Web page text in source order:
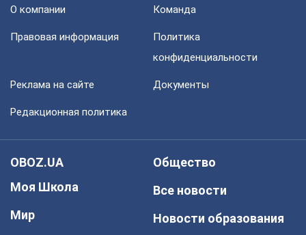
О компании Команда
Правовая информация
Политика
конфиденциальности
Реклама на сайте Документы
Редакционная политика
OBOZ.UA
Моя Школа
Мир
Общество
Все новости
Новости образования